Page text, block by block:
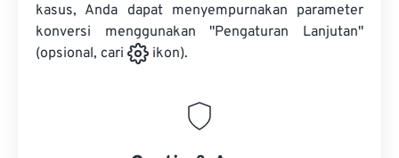
kasus, Anda dapat menyempurnakan parameter
konversi menggunakan "Pengaturan Lanjutan"
(opsional, cari
ikon).